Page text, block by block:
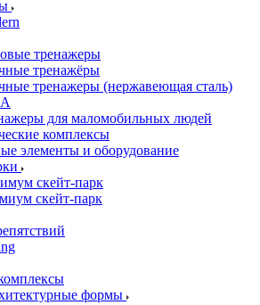
тренажеры
тренажёры
тренажеры (нержавеющая сталь)
для маломобильных людей
комплексы
элементы и оборудование
скейт-парк
скейт-парк
формы